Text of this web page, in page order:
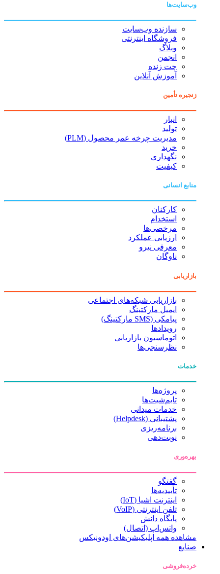
وب‌سایت‌ها
سازنده وب‌سایت
فروشگاه اینترنتی
وبلاگ
انجمن
چت زنده
آموزش آنلاین
زنجیره تأمین
انبار
تولید
مدیریت چرخه عمر محصول (PLM)
خرید
نگهداری
کیفیت
منابع انسانی
کارکنان
استخدام
مرخصی‌ها
ارزیابی عملکرد
معرفی نیرو
ناوگان
بازاریابی
بازاریابی شبکه‌های اجتماعی
ایمیل مارکتینگ
پیامکی (SMS مارکتینگ)
رویدادها
اتوماسیون بازاریابی
نظرسنجی‌ها
خدمات
پروژه‌ها
تایم‌شیت‌ها
خدمات میدانی
پشتیبانی (Helpdesk)
برنامه‌ریزی
نوبت‌دهی
بهره‌وری
گفتگو
تأییدیه‌ها
اینترنت اشیا (IoT)
تلفن اینترنتی (VoIP)
پایگاه دانش
واتس‌اپ (اتصال)
مشاهده همه اپلیکیشن‌های اودونیکس
صنایع
خرده‌فروشی